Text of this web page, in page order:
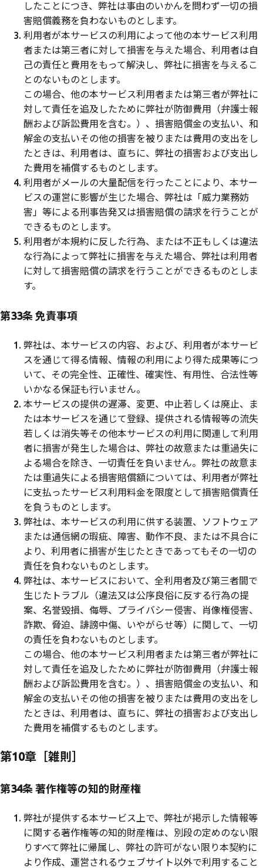
したことにつき、弊社は事由のいかんを問わず一切の損
害賠償義務を負わないものとします。
利用者が本サービスの利用によって他の本サービス利用
者または第三者に対して損害を与えた場合、利用者は自
己の責任と費用をもって解決し、弊社に損害を与えるこ
とのないものとします。
この場合、他の本サービス利用者または第三者が弊社に
対して責任を追及したために弊社が防御費用（弁護士報
酬および訴訟費用を含む。）、損害賠償金の支払い、和
解金の支払いその他の損害を被りまたは費用の支出をし
たときは、利用者は、直ちに、弊社の損害および支出し
た費用を補償するものとします。
利用者がメールの大量配信を行ったことにより、本サー
ビスの運営に影響が生じた場合、弊社は「威力業務妨
害」等による刑事告発又は損害賠償の請求を行うことが
できるものとします。
利用者が本規約に反した行為、または不正もしくは違法
な行為によって弊社に損害を与えた場合、弊社は利用者
に対して損害賠償の請求を行うことができるものとしま
す。
第33条 免責事項
弊社は、本サービスの内容、および、利用者が本サービ
スを通じて得る情報、情報の利用により得た成果等につ
いて、その完全性、正確性、確実性、有用性、合法性等
いかなる保証も行いません。
本サービスの提供の遅滞、変更、中止若しくは廃止、ま
たは本サービスを通じて登録、提供される情報等の流失
若しくは消失等その他本サービスの利用に関連して利用
者に損害が発生した場合は、弊社の故意または重過失に
よる場合を除き、一切責任を負いません。弊社の故意ま
たは重過失による損害賠償額については、利用者が弊社
に支払ったサービス利用料金を限度として損害賠償責任
を負うものとします。
弊社は、本サービスの利用に供する装置、ソフトウェア
または通信網の瑕疵、障害、動作不良、または不具合に
より、利用者に損害が生じたときであってもその一切の
責任を負わないものとします。
弊社は、本サービスにおいて、全利用者及び第三者間で
生じたトラブル（違法又は公序良俗に反する行為の提
案、名誉毀損、侮辱、プライバシー侵害、肖像権侵害、
詐欺、脅迫、誹謗中傷、いやがらせ等）に関して、一切
の責任を負わないものとします。
この場合、他の本サービス利用者または第三者が弊社に
対して責任を追及したために弊社が防御費用（弁護士報
酬および訴訟費用を含む。）、損害賠償金の支払い、和
解金の支払いその他の損害を被りまたは費用の支出をし
たときは、利用者は、直ちに、弊社の損害および支出し
た費用を補償するものとします。
第10章［雑則］
第34条 著作権等の知的財産権
弊社が提供する本サービス上で、弊社が掲示した情報等
に関する著作権等の知的財産権は、別段の定めのない限
りすべて弊社に帰属し、弊社の許可がない限り本契約に
より作成、運営されるウェブサイト以外で利用すること